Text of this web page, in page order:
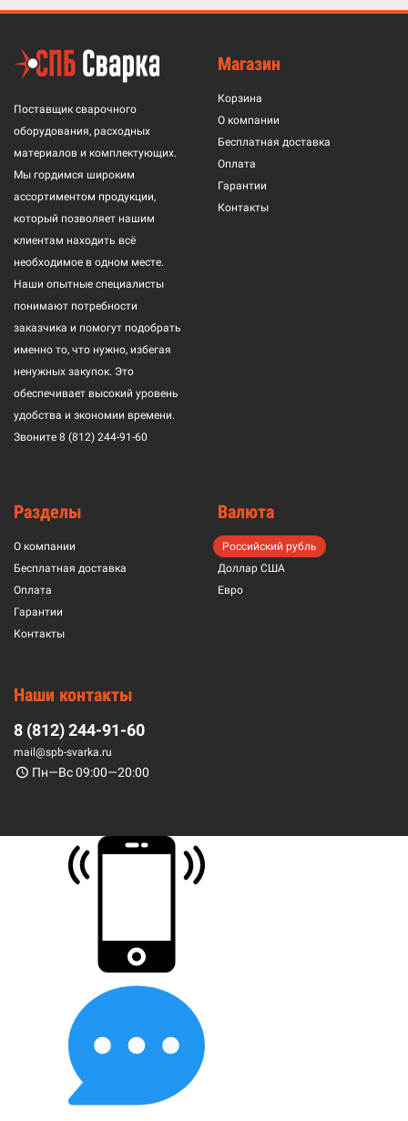
Поставщик сварочного
оборудования, расходных
материалов и комплектующих.
Мы гордимся широким
ассортиментом продукции,
который позволяет нашим
клиентам находить всё
необходимое в одном месте.
Наши опытные специалисты
понимают потребности
заказчика и помогут подобрать
именно то, что нужно, избегая
ненужных закупок. Это
обеспечивает высокий уровень
удобства и экономии времени.
Звоните 8 (812) 244-91-60
Магазин
Корзина
О компании
Бесплатная доставка
Оплата
Гарантии
Контакты
Разделы
О компании
Бесплатная доставка
Оплата
Гарантии
Контакты
Валюта
Российский рубль
Доллар США
Евро
Наши контакты
8 (812) 244-91-60
mail@spb-svarka.ru
Пн—Вс 09:00—20:00